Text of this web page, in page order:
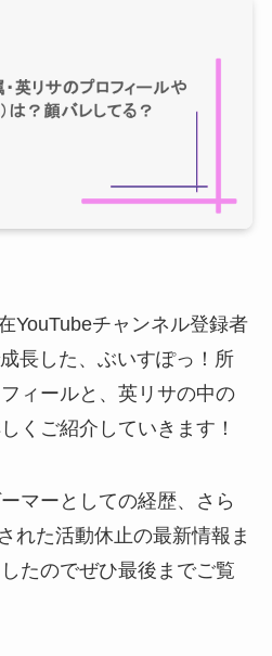
YouTubeチャンネル登録者
長した、ぶいすぽっ！所
ィールと、英リサの中の
くご紹介していきます！
マーとしての経歴、さら
れた活動休止の最新情報ま
たのでぜひ最後までご覧